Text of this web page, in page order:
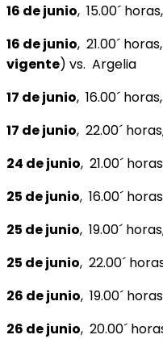
16 de junio, 15.00´
16 de junio, 21.00´
vigente) vs. Argelia
17 de junio, 16.00´
17 de junio, 22.00´
24 de junio, 21.00´
25 de junio, 16.00´
25 de junio, 19.00´
25 de junio, 22.00´
26 de junio, 19.00´
26 de junio, 20.00´